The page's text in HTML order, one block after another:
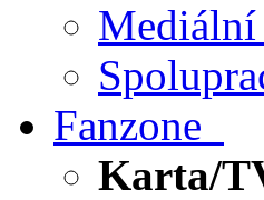
Mediální
Fanzone
Karta/